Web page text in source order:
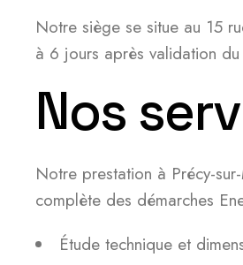
Notre siège se situe au 15
à 6 jours après validation du
Nos
Notre prestation à Précy-
complète des démarches
Étude technique et